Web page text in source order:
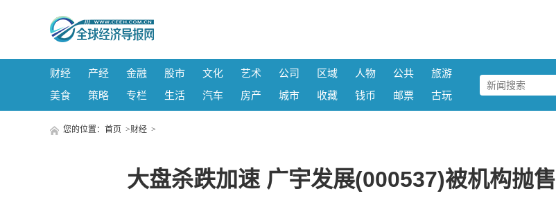
财经 产经 金融 股市 文化 艺术 公司 区域 人物 公共
旅游
美食
策略 专栏 生活 汽车 房产 城市 收藏 钱币 邮票 古玩
您的位置： 首页 >财经 >
大盘杀跌加速 广宇发展(000537)被机构抛售